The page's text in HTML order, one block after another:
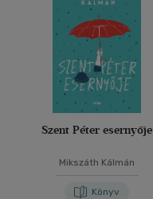
Szent Péter esernyője
Mikszáth Kálmán
Könyv